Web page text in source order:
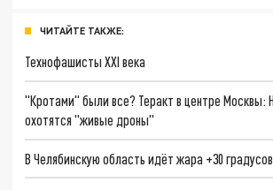
ЧИТАЙТЕ ТАКЖЕ:
Технофашисты XXI века
"Кротами" были все? Теракт в центре Москвы:
охотятся "живые дроны"
В Челябинскую область идёт жара +30